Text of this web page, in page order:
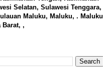
Selatan, Sulawesi Tenggara,
Maluku, Maluku, . Maluku
Barat, ,